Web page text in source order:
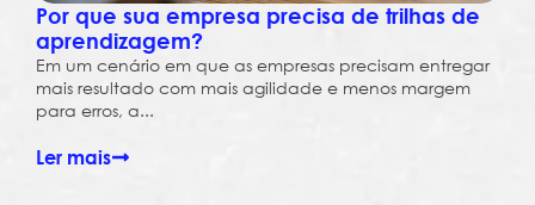
Por que sua empresa precisa de trilhas de
aprendizagem?
Em um cenário em que as empresas precisam entregar
mais resultado com mais agilidade e menos margem
para erros, a...
Ler mais